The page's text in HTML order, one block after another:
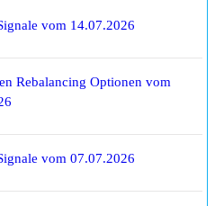
vom 14.07.2026
Rebalancing Optionen vom
vom 07.07.2026